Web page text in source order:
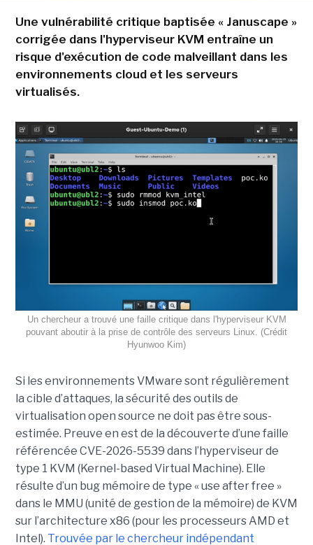
Une vulnérabilité critique baptisée « Januscape »
corrigée dans l'hyperviseur KVM entraîne un
risque d'exécution de code malveillant dans les
environnements cloud et les serveurs
virtualisés.
Un chercheur a trouvé une faille critique dans l'hyperviseur KVM
pouvant aboutir à la prise de contrôle des serveurs Linux. (Crédit
Hyunwoo Kim)
Si les environnements VMware sont régulièrement
la cible d’attaques, la sécurité des outils de
virtualisation open source ne doit pas être sous-
estimée. Preuve en est de la découverte d’une faille
référencée CVE-2026-5539 dans l’hyperviseur de
type 1 KVM (Kernel-based Virtual Machine). Elle
résulte d’un bug mémoire de type « use after free »
dans le MMU (unité de gestion de la mémoire) de KVM
sur l’architecture x86 (pour les processeurs AMD et
Intel). Trouvée par le chercheur indépendant